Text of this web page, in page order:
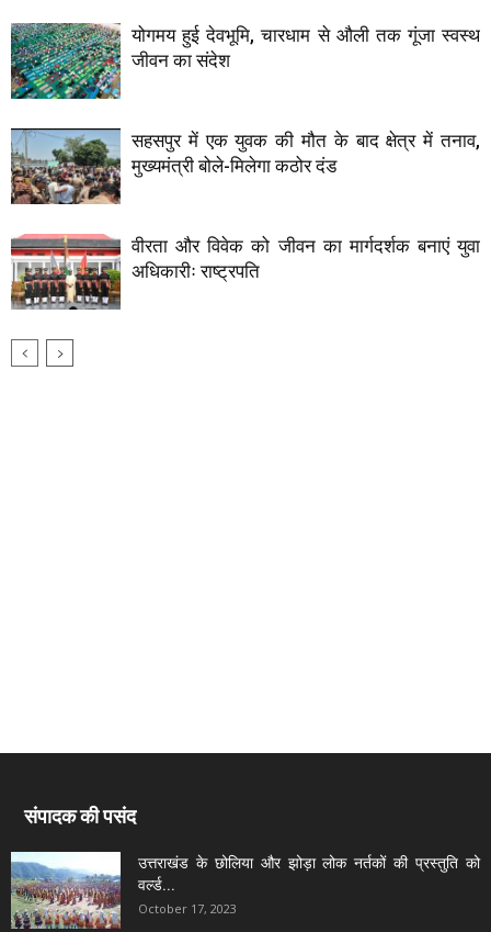
योगमय हुई देवभूमि, चारधाम से औली तक गूंजा स्वस्थ
जीवन का संदेश
सहसपुर में एक युवक की मौत के बाद क्षेत्र में तनाव,
मुख्यमंत्री बोले-मिलेगा कठोर दंड
वीरता और विवेक को जीवन का मार्गदर्शक बनाएं युवा
अधिकारीः राष्ट्रपति
संपादक की पसंद
उत्तराखंड के छोलिया और झोड़ा लोक नर्तकों की प्रस्तुति को
वर्ल्ड...
October 17, 2023